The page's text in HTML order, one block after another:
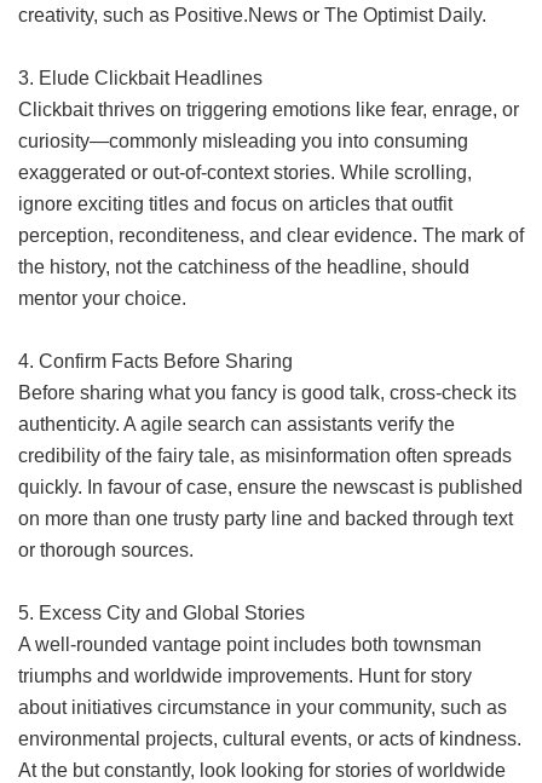
creativity, such as Positive.News or The Optimist Daily.
3. Elude Clickbait Headlines
Clickbait thrives on triggering emotions like fear, enrage, or
curiosity—commonly misleading you into consuming
exaggerated or out-of-context stories. While scrolling,
ignore exciting titles and focus on articles that outfit
perception, reconditeness, and clear evidence. The mark of
the history, not the catchiness of the headline, should
mentor your choice.
4. Confirm Facts Before Sharing
Before sharing what you fancy is good talk, cross-check its
authenticity. A agile search can assistants verify the
credibility of the fairy tale, as misinformation often spreads
quickly. In favour of case, ensure the newscast is published
on more than one trusty party line and backed through text
or thorough sources.
5. Excess City and Global Stories
A well-rounded vantage point includes both townsman
triumphs and worldwide improvements. Hunt for story
about initiatives circumstance in your community, such as
environmental projects, cultural events, or acts of kindness.
At the but constantly, look looking for stories of worldwide